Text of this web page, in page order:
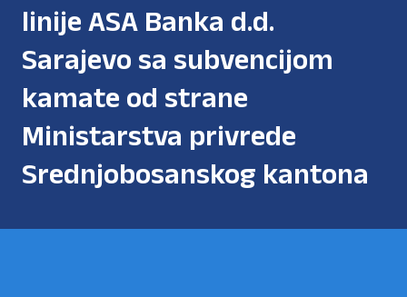
linije ASA Banka d.d.
Sarajevo sa subvencijom
kamate od strane
Ministarstva privrede
Srednjobosanskog kantona